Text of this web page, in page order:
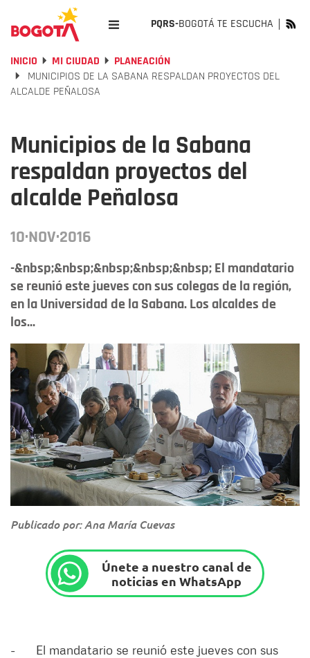
PQRS-BOGOTÁ TE ESCUCHA
INICIO MI CIUDAD
PLANEACIÓN
MUNICIPIOS DE LA SABANA RESPALDAN PROYECTOS DEL
ALCALDE PEÑALOSA
Municipios de la Sabana
respaldan proyectos del
alcalde Peñalosa
10·NOV·2016
-&nbsp;&nbsp;&nbsp;&nbsp;&nbsp; El mandatario
se reunió este jueves con sus colegas de la región,
en la Universidad de la Sabana. Los alcaldes de
los...
Publicado por: Ana María Cuevas
Únete a nuestro canal de
noticias en WhatsApp
- El mandatario se reunió este jueves con sus